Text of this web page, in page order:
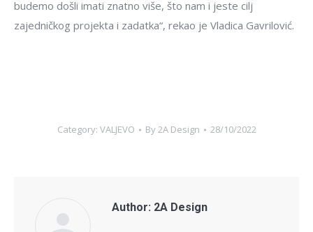
budemo došli imati znatno više, što nam i jeste cilj
zajedničkog projekta i zadatka“, rekao je Vladica Gavrilović.
Category: VALJEVO By2A Design 28/10/2022
Author: 2A Design